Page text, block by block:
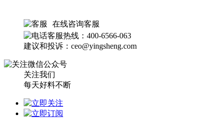
在线咨询客服
客服热线：400-6566-063
建议和投诉：ceo@yingsheng.com
关注我们
每天好料不断